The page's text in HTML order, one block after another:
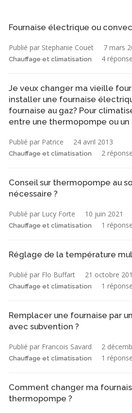
Fournaise électrique ou
Publié par Stephanie Couet 7 mars
Chauffage et climatisation 4
Je veux changer ma vieille
installer une fournaise
fournaise au gaz? Pour
entre une thermopompe ou un
Publié par Patrice 24 avril 2013
Chauffage et climatisation 2
Conseil sur thermopompe au
nécessaire ?
Publié par Lucy Forte 10 juin 2021
Chauffage et climatisation 1 réponse
Réglage de la température
Publié par Flo Buffart 21 octobre
Chauffage et climatisation 1 réponse
Remplacer une fournaise par
avec subvention ?
Publié par Francois Savard 2
Chauffage et climatisation 1 réponse
Comment changer ma
thermopompe ?